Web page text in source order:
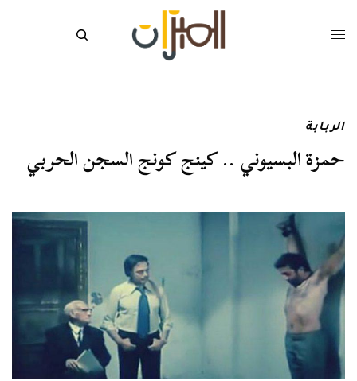
الربابة
حمزة البسيوني .. كينج كونج السجن الحربي